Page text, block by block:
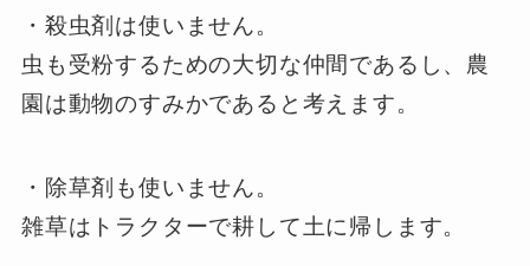
・殺虫剤は使いません。
虫も受粉するための大切な仲間であるし、農
園は動物のすみかであると考えます。
・除草剤も使いません。
雑草はトラクターで耕して土に帰します。